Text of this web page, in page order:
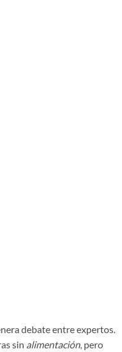
debate entre expertos.
sin alimentación, pero